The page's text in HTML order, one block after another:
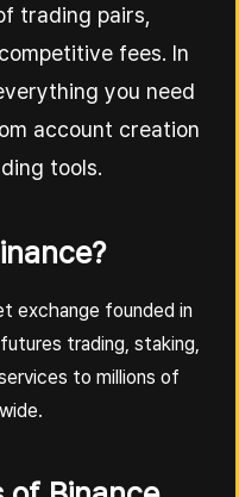
trading pairs,
fees. In
you need
account creation
tools.
exchange founded in
trading, staking,
to millions of